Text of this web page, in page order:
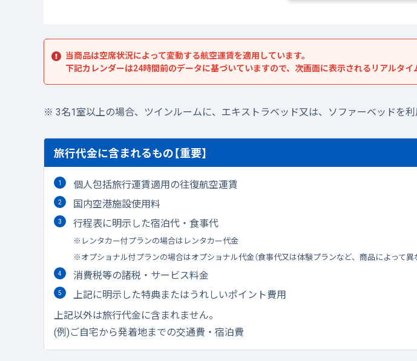
当商品は空席状況によって変動する航空運賃を適用しています。
下記カレンダーは24時間前のデータに基づいていますので、次画面に表示されるリアルタ
3名1室以上の場合、ツインルームに、エキストラベッド又は、ソファーベッドを
旅行代金に含まれるもの【重要】
個人包括旅行運賃適用の往復航空運賃
国内空港施設使用料
行程表に明示した宿泊代・食事代
レンタカー付プランの場合はレンタカー代金
オプショナル付プランの場合はオプショナル代金（食事代又は体験プランなど、商品によって異
消費税等の諸税・サービス料金
上記に明示した特典またはうれしいポイント費用
上記以外は旅行代金に含まれません。
(例)ご自宅から発着地までの交通費・宿泊費